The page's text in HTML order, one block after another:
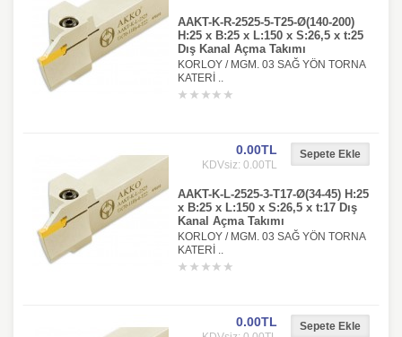
AAKT-K-R-2525-5-T25-Ø(140-200)
H:25 x B:25 x L:150 x S:26,5 x t:25
Dış Kanal Açma Takımı
KORLOY / MGM. 03 SAĞ YÖN TORNA
KATERİ ..
0.00TL
KDVsiz: 0.00TL
AAKT-K-L-2525-3-T17-Ø(34-45) H:25
x B:25 x L:150 x S:26,5 x t:17 Dış
Kanal Açma Takımı
KORLOY / MGM. 03 SAĞ YÖN TORNA
KATERİ ..
0.00TL